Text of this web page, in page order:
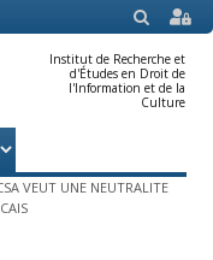
SEARCH
Institut de Recherche et
d'Études en Droit de
l'Information et de la
Culture
VEUT UNE NEUTRALITE